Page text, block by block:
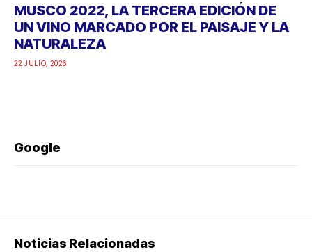
MUSCO 2022, LA TERCERA EDICIÓN DE
UN VINO MARCADO POR EL PAISAJE Y LA
NATURALEZA
22 JULIO, 2026
Google
Noticias Relacionadas